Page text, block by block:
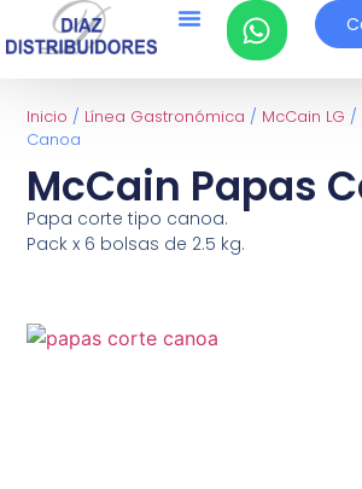
Inicio / Línea Gastronómica / McCain LG /
Canoa
McCain Papas
Papa corte tipo canoa.
Pack x 6 bolsas de 2.5 kg.